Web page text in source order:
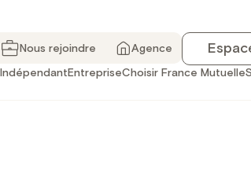
Nous rejoindre Agence
Indépendant EntrepriseChoisir France Mutuelle